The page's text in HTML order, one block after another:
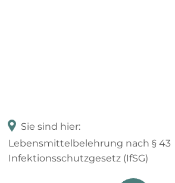
Sie sind hier:
Lebensmittelbelehrung nach § 43
Infektionsschutzgesetz (IfSG)